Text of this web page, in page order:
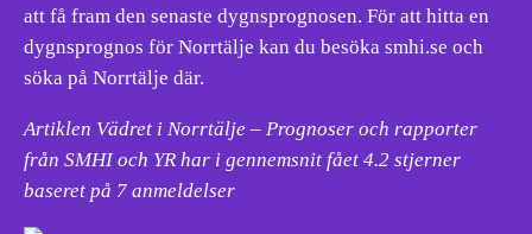
att få fram den senaste dygnsprognosen. För att hitta en
dygnsprognos för Norrtälje kan du besöka smhi.se och
söka på Norrtälje där.
Artiklen Vädret i Norrtälje – Prognoser och rapporter
från SMHI och YR har i gennemsnit fået 4.2 stjerner
baseret på 7 anmeldelser